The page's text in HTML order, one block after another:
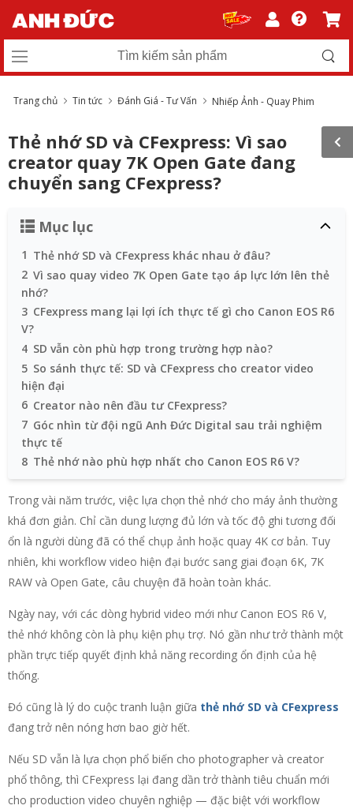
Trang chủ Tin tức Đánh Giá - Tư Vấn Nhiếp Ảnh - Quay Phim
Thẻ nhớ SD và CFexpress: Vì sao
creator quay 7K Open Gate đang
chuyển sang CFexpress?
Mục lục
1 Thẻ nhớ SD và CFexpress khác nhau ở đâu?
2 Vì sao quay video 7K Open Gate tạo áp lực lớn lên thẻ
nhớ?
3 CFexpress mang lại lợi ích thực tế gì cho Canon EOS R6
V?
4 SD vẫn còn phù hợp trong trường hợp nào?
5 So sánh thực tế: SD và CFexpress cho creator video
hiện đại
6 Creator nào nên đầu tư CFexpress?
7 Góc nhìn từ đội ngũ Anh Đức Digital sau trải nghiệm
thực tế
8 Thẻ nhớ nào phù hợp nhất cho Canon EOS R6 V?
Trong vài năm trước, việc lựa chọn thẻ nhớ cho máy ảnh thường
khá đơn giản. Chỉ cần dung lượng đủ lớn và tốc độ ghi tương đối
ổn là người dùng đã có thể chụp ảnh hoặc quay 4K cơ bản. Tuy
nhiên, khi workflow video hiện đại bước sang giai đoạn 6K, 7K
RAW và Open Gate, câu chuyện đã hoàn toàn khác.
Ngày nay, với các dòng hybrid video mới như Canon EOS R6 V,
thẻ nhớ không còn là phụ kiện phụ trợ. Nó gần như trở thành một
phần trực tiếp quyết định khả năng recording ổn định của hệ
thống.
Đó cũng là lý do cuộc tranh luận giữa thẻ nhớ SD và CFexpress
đang trở nên nóng hơn bao giờ hết.
Nếu SD vẫn là lựa chọn phổ biến cho photographer và creator
phổ thông, thì CFexpress lại đang dần trở thành tiêu chuẩn mới
cho production video chuyên nghiệp — đặc biệt với workflow